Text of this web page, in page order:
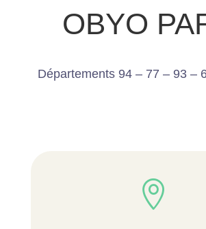
OBYO
Départements 94 – 77 – 93 –
